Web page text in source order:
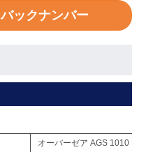
バックナンバー
オーバーゼア AGS 1010 M/